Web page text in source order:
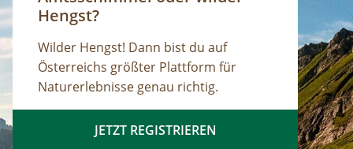
Hengst?
Wilder Hengst! Dann bist du auf
Österreichs größter Plattform für
Naturerlebnisse genau richtig.
JETZT REGISTRIEREN